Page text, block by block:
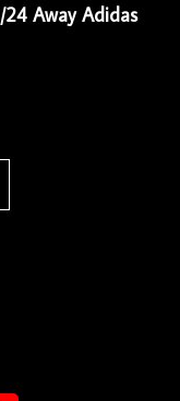
24 Away Adidas